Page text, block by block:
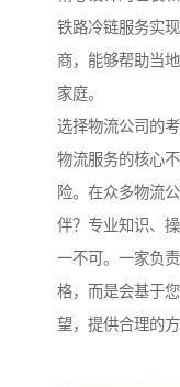
铁路冷链服务实
商，能够帮助当
家庭。
选择物流公司的
物流服务的核心
险。在众多物流
伴？专业知识、
一不可。一家负
格，而是会基于
望，提供合理的方